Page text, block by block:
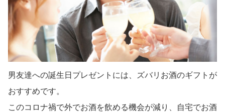
男友達への誕生日プレゼントには、ズバリお酒のギフトが
おすすめです。
このコロナ禍で外でお酒を飲める機会が減り、自宅でお酒